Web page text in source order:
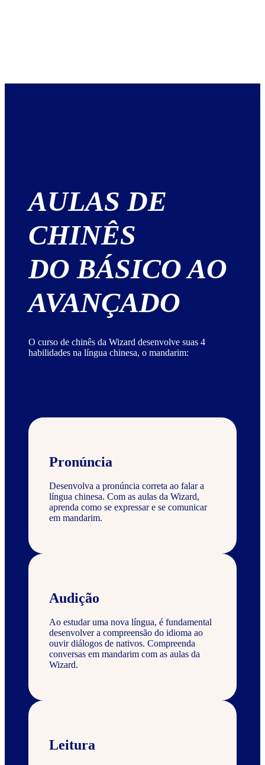
AULAS DE
CHINÊS
DO BÁSICO AO
AVANÇADO
O curso de chinês da Wizard desenvolve suas 4
habilidades na língua chinesa, o mandarim:
Pronúncia
Desenvolva a pronúncia correta ao falar a
língua chinesa. Com as aulas da Wizard,
aprenda como se expressar e se comunicar
em mandarim.
Audição
Ao estudar uma nova língua, é fundamental
desenvolver a compreensão do idioma ao
ouvir diálogos de nativos. Compreenda
conversas em mandarim com as aulas da
Wizard.
Leitura